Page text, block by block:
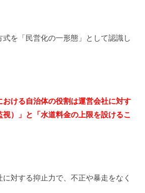
を「民営化の一形態」として認識し
おける自治体の役割は運営会社に対す
）」と「水道料金の上限を設けるこ
対する抑止力で、不正や暴走をなく